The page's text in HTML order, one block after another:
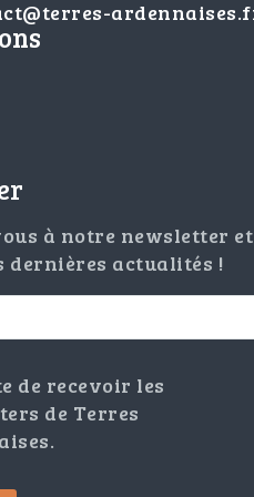
à notre newsletter et
dernières actualités !
de recevoir les
de Terres